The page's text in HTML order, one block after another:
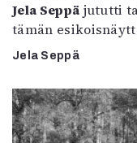
Jela Seppä jututti
tämän
Jela Seppä